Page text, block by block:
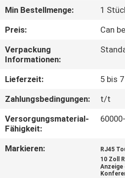
KONTAKT
MIT
UNS
NACHRICHTEN
RECHTSSACHEN
Min Bestellmenge:
1
Preis:
Can
Verpackung
Informationen:
Lieferzeit:
5 bis
Zahlungsbedingungen:
t/t
Versorgungsmaterial-
Fähigkeit:
Markieren: RJ45
10 Zoll